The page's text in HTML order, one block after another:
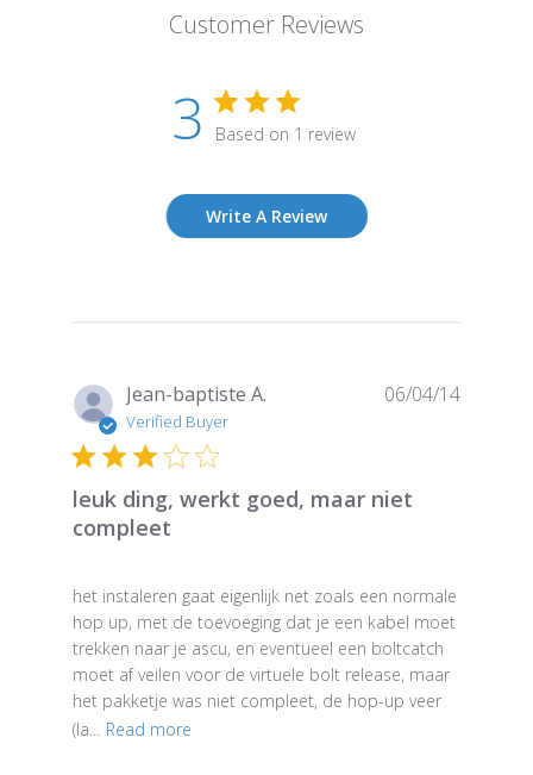
Customer Reviews
3 Based on 1 review
Write A Review
Jean-baptiste A.
Verified Buyer
leuk ding, werkt goed, maar niet
compleet
het instaleren gaat eigenlijk net zoals een normale
hop up, met de toevoeging dat je een kabel moet
trekken naar je ascu, en eventueel een boltcatch
moet af veilen voor de virtuele bolt release, maar
het pakketje was niet compleet, de hop-up veer
(la...
Read more
06/04/14